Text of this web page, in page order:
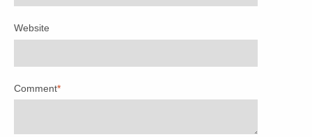
Website
Comment*